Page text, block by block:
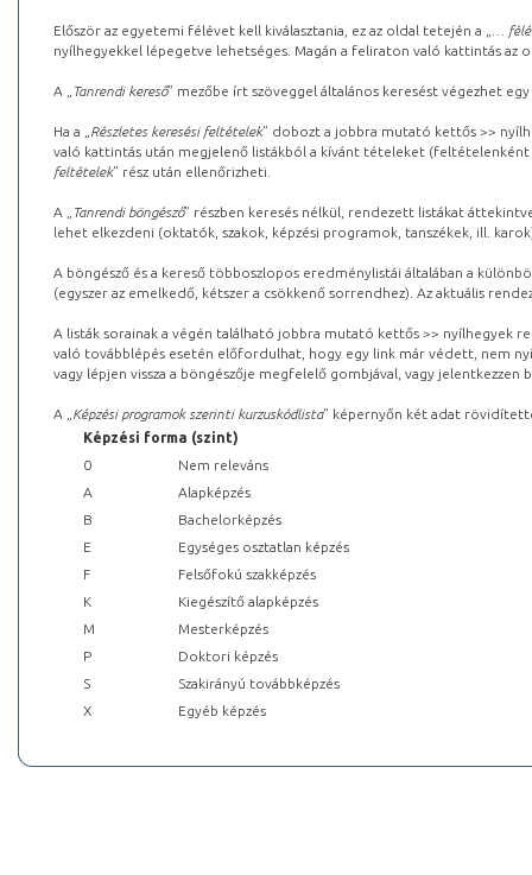
Először az egyetemi félévet kell kiválasztania, ez az oldal tetején a „
…
nyílhegyekkel lépegetve lehetséges. Magán a feliraton való kattintás az
A „ Tanrendi kereső” mezőbe írt szöveggel általános keresést végezhet
Ha a „ Részletes keresési feltételek” dobozt a jobbra mutató kettős >>
való kattintás után megjelenő listákból a kívánt tételeket (feltételenként
feltételek” rész után ellenőrizheti.
A „ Tanrendi böngésző” részben keresés nélkül, rendezett listákat
lehet elkezdeni (oktatók, szakok, képzési programok, tanszékek, ill.
A böngésző és a kereső többoszlopos eredménylistái általában a
(egyszer az emelkedő, kétszer a csökkenő sorrendhez). Az aktuális
A listák sorainak a végén található jobbra mutató kettős >> nyílhegyek
való továbblépés esetén előfordulhat, hogy egy link már védett, nem
vagy lépjen vissza a böngészője megfelelő gombjával, vagy
A „ Képzési programok szerinti kurzuskódlista” képernyőn két adat
Képzési forma (szint)
0
Nem releváns
A
Alapképzés
B
Bachelorképzés
E
Egységes osztatlan képzés
F
Felsőfokú szakképzés
K
Kiegészítő alapképzés
M
Mesterképzés
P
Doktori képzés
S
Szakirányú továbbképzés
X
Egyéb képzés